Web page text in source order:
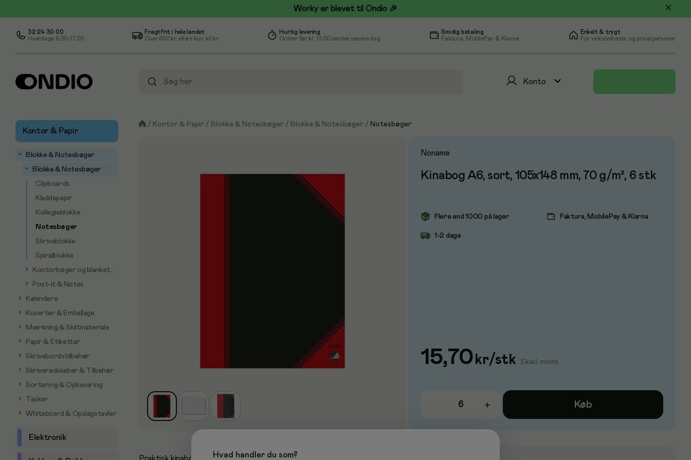
Worky er blevet til Ondio 🎉
32 24 30 00
Hverdage 8.30-17.00
Fragtfrit i hele landet
Over 600 kr, ellers kun 40 kr
Hurtig levering
Ordrer før kl. 13.00 sendes samme dag
Smidig betaling
Faktura, MobilePay & Klarna
Enkelt & trygt
For virksomheder og privatpersoner
Konto
Kontor & Papir
Blokke & Notesbøger
Blokke & Notesbøger
Clipboards
Kladdepapir
Kollegieblokke
Notesbøger
Skriveblokke
Spiralblokke
Kontorbøger og blanketter
Post-it & Notes
Kalendere
Kuverter & Emballage
Mærkning & Skiltmateriale
Papir & Etiketter
Skrivebordstilbehør
Skriveredskaber & Tilbehør
Sortering & Opbevaring
Tasker
Whiteboard & Opslagstavler
Elektronik
/ Kontor & Papir / Blokke & Notesbøger / Blokke & Notesbøger / Notesbøger
Noname
Kinabog A6, sort, 105x148 mm, 70 g/m², 6 stk
Flere end 1000 på lager
1-2 dage
Faktura, MobilePay & Klarna
15,70 kr/stk Ekskl. moms
Køb
Hvad handler du som?